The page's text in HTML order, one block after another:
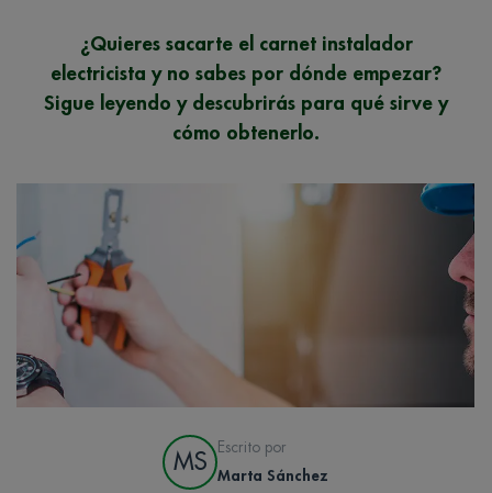
¿Quieres sacarte el carnet instalador
electricista y no sabes por dónde empezar?
Sigue leyendo y descubrirás para qué sirve y
cómo obtenerlo.
MS
Escrito por
Marta Sánchez